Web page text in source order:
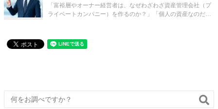
「富裕層やオーナー経営者は、なぜわざわざ資産管理会社（プ
ライベートカンパニー）を作るのか？」「個人の資産なのだか
す。個人と法人では、適用さ